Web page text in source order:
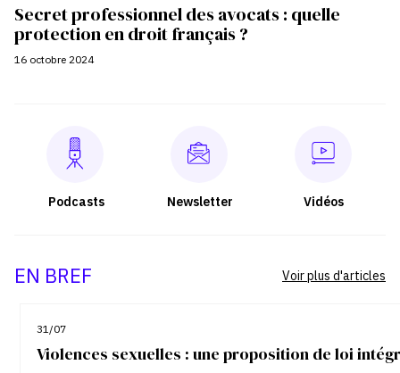
Secret professionnel des avocats : quelle
protection en droit français ?
16 octobre 2024
Podcasts Newsletter Vidéos
EN BREF
31/07
Violences sexuelles : une proposition de loi
Voir plus d'articles